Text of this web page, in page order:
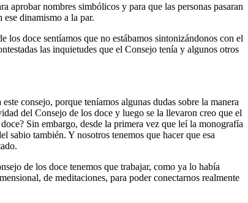
aprobar nombres simbólicos y para que las personas pasaran
dinamismo a la par.
doce sentíamos que no estábamos sintonizándonos con el
las inquietudes que el Consejo tenía y algunos otros
consejo, porque teníamos algunas dudas sobre la manera
del Consejo de los doce y luego se la llevaron creo que el
Sin embargo, desde la primera vez que leí la monografía
sabio también. Y nosotros tenemos que hacer que esa
de los doce tenemos que trabajar, como ya lo había
de meditaciones, para poder conectarnos realmente